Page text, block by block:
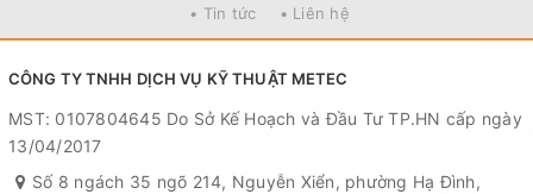
• Tin tức • Liên hệ
CÔNG TY TNHH DỊCH VỤ KỸ THUẬT METEC
MST: 0107804645 Do Sở Kế Hoạch và Đầu Tư TP.HN cấp ngày
13/04/2017
Số 8 ngách 35 ngõ 214, Nguyễn Xiển, phường Hạ Đình,